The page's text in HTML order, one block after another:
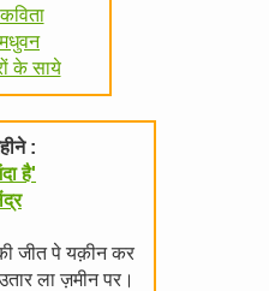
के साये
:
है'
जीत पे यक़ीन कर
ला ज़मीन पर।